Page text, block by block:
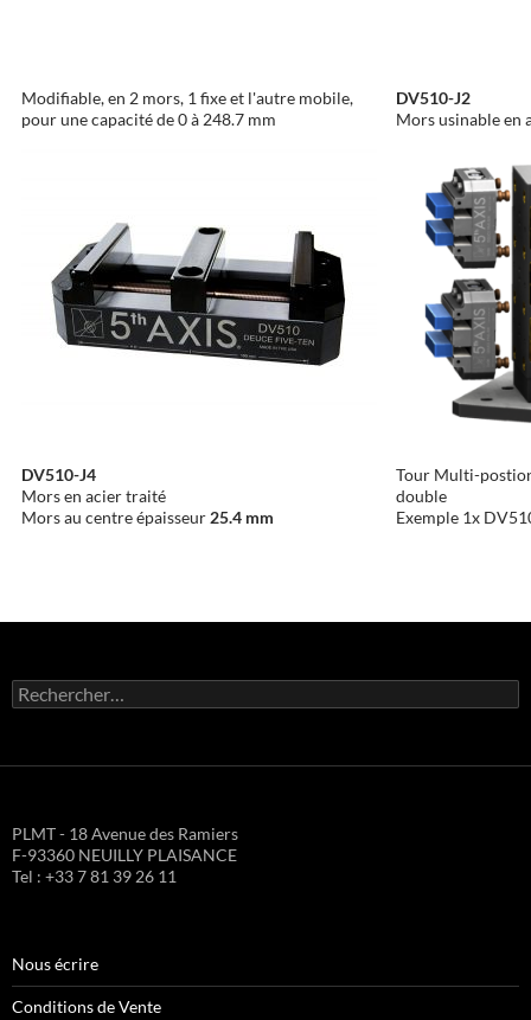
Modifiable, en 2 mors, 1 fixe et l'autre mobile,
pour une capacité de 0 à 248.7 mm
DV510-J2
Mors usinable en
DV510-J4
Mors en acier traité
Mors au centre épaisseur 25.4 mm
Tour Multi-
double
Exemple 1x
Rechercher :
PLMT - 18 Avenue des Ramiers
F-93360 NEUILLY PLAISANCE
Tel : +33 7 81 39 26 11
Nous écrire
Conditions de Vente